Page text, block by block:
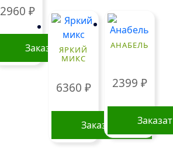
2960 ₽
ЗаказатьЯРКИЙ
МИКС
6360 ₽
Заказать
АНАБЕЛЬ
2399 ₽